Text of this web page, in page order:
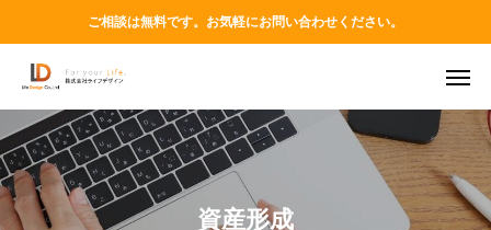
ご相談は無料です。お気軽にお問い合わせください。
資産形成
TEL MAIL
LINE Instagram